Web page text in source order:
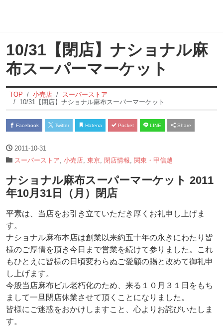
10/31【閉店】ナショナル麻
布スーパーマーケット
TOP 小売店
スーパーストア
10/31【閉店】ナショナル麻布スーパーマーケット
Facebook Twitter Hatena Pocket LINE Share
2011-10-31
スーパーストア 小売店 東京 閉店情報 関東・甲信越
ナショナル麻布スーパーマーケット 2011
年10月31日（月）閉店
平素は、当店をお引き立ていただき厚くお礼申し上げま
す。
ナショナル麻布本店は創業以来約五十年の永きにわたり皆
様のご厚情を頂き今日まで営業を続けて参りました。これ
もひとえに皆様の日頃変わらぬご愛顧の賜と改めて御礼申
し上げます。
今般当店麻布ビル老朽化のため、来る１０月３１日をもち
まして一旦閉店休業させて頂くことになりました。
皆様にご迷惑をおかけしますこと、心よりお詫びいたしま
す。